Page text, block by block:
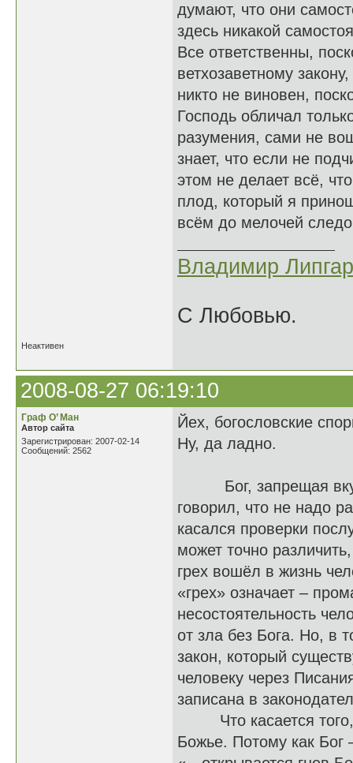
думают, что они
здесь никакой
Все ответственны,
ветхозаветному
никто не виновен,
Господь обличал
разумения, сами не
знает, что если не
этом не делает всё,
плод, который я
всём до мелочей
Владимир
С Любовью.
Неактивен
2008-08-27 06:19:10
Граф О’ Ман
Автор сайта
Зарегистрирован: 2007-02-14
Сообщений: 2562
Йех, богословские
Ну, да ладно.
Бог, запрещая
говорил, что не надо
касался проверки
может точно
грех вошёл в жизнь
«грех» означает –
несостоятельность
от зла без Бога. Но, в
закон, который
человеку через
записана в
Что касается того,
Божье. Потому как Бог